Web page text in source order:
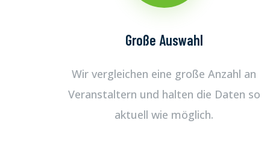
Große Auswahl
Wir vergleichen eine große Anzahl an
Veranstaltern und halten die Daten so
aktuell wie möglich.